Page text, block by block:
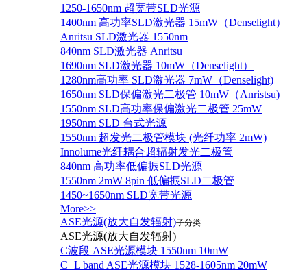
1250-1650nm 超宽带SLD光源
1400nm 高功率SLD激光器 15mW（Denselight）
Anritsu SLD激光器 1550nm
840nm SLD激光器 Anritsu
1690nm SLD激光器 10mW（Denselight）
1280nm高功率 SLD激光器 7mW（Denselight)
1650nm SLD保偏激光二极管 10mW（Anristsu)
1550nm SLD高功率保偏激光二极管 25mW
1950nm SLD 台式光源
1550nm 超发光二极管模块 (光纤功率 2mW)
Innolume光纤耦合超辐射发光二极管
840nm 高功率低偏振SLD光源
1550nm 2mW 8pin 低偏振SLD二极管
1450~1650nm SLD宽带光源
More>>
ASE光源(放大自发辐射)子分类
ASE光源(放大自发辐射)
C波段 ASE光源模块 1550nm 10mW
C+L band ASE光源模块 1528-1605nm 20mW